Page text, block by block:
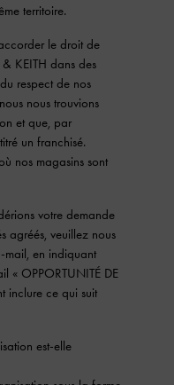
territoire.
le droit de
KEITH dans des
respect de nos
nous trouvions
et que, par
un franchisé.
nos magasins sont
votre demande
agréés, veuillez nous
mail, en indiquant
« OPPORTUNITÉ DE
inclure ce qui suit
est-elle